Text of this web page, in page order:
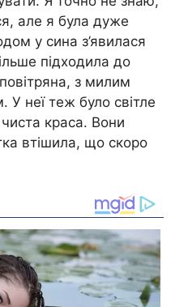
але я була дуже
у сина з’явилася
підходила до
з милим
У неї теж було світле
чиста краса. Вони
втішила, що скоро